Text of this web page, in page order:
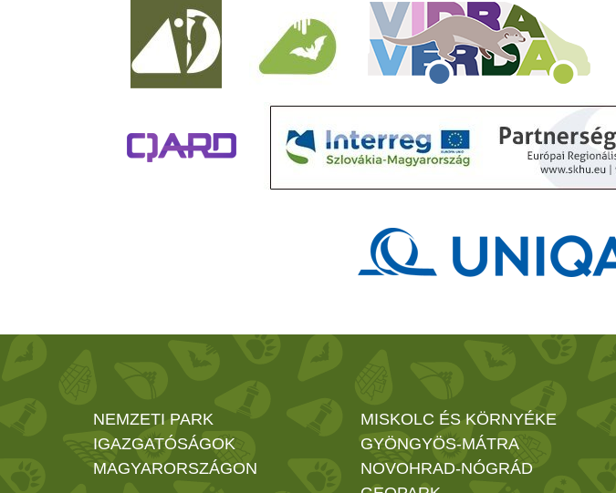
NEMZETI PARK
IGAZGATÓSÁGOK
MAGYARORSZÁGON
MISKOLC ÉS KÖRNYÉKE
GYÖNGYÖS-MÁTRA
NOVOHRAD-NÓGRÁD